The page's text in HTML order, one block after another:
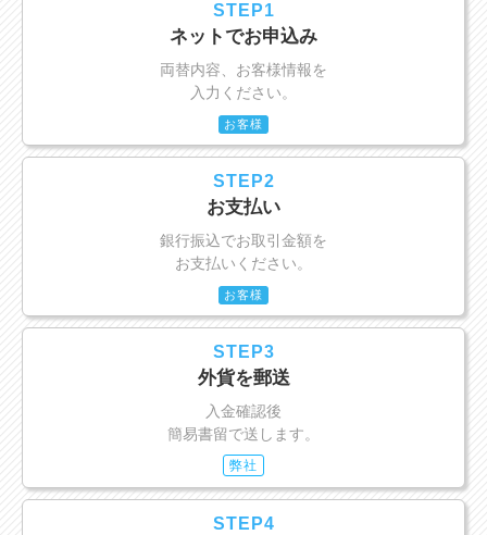
STEP1
ネットでお申込み
両替内容、お客様情報を
入力ください。
お客様
STEP2
お支払い
銀行振込でお取引金額を
お支払いください。
お客様
STEP3
外貨を郵送
入金確認後
簡易書留で送します。
弊社
STEP4